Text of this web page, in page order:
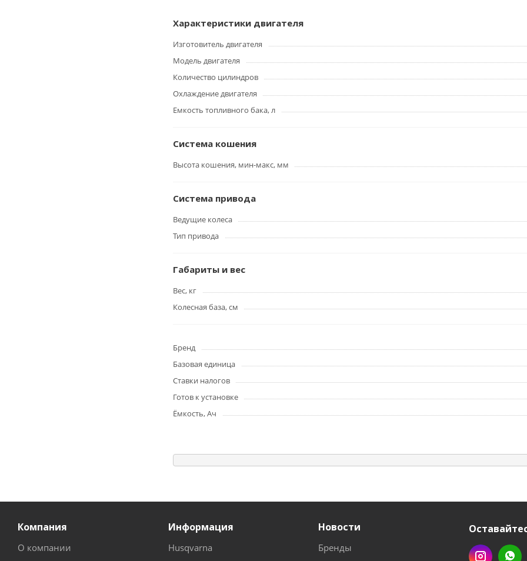
Характеристики двигателя
Изготовитель двигателя
Модель двигателя
Количество цилиндров
Охлаждение двигателя
Емкость топливного бака, л
Система кошения
Высота кошения, мин-макс, мм
Система привода
Ведущие колеса
Тип привода
Габариты и вес
Вес, кг
Колесная база, см
Бренд
Базовая единица
Ставки налогов
Готов к установке
Ёмкость, Ач
Компания
О компании
Информация
Husqvarna
Новости
Бренды